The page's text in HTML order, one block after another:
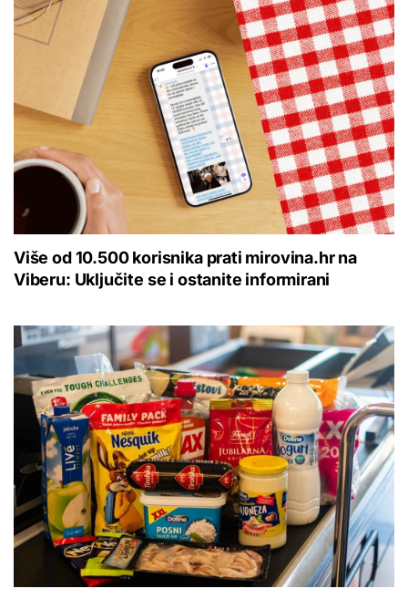
Više od 10.500 korisnika prati mirovina.hr na
Viberu: Uključite se i ostanite informirani